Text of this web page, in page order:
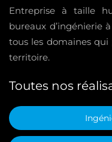
Entreprise à taille
bureaux d’ingénierie
tous les domaines
territoire.
Toutes nos